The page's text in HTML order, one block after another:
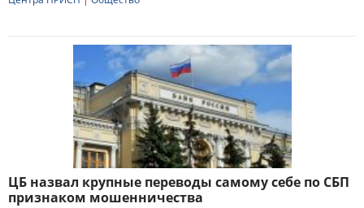
ЦБ назвал крупные переводы самому себе по СБП
признаком мошенничества